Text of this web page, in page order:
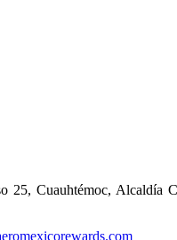
Cuauhtémoc, Alcaldía